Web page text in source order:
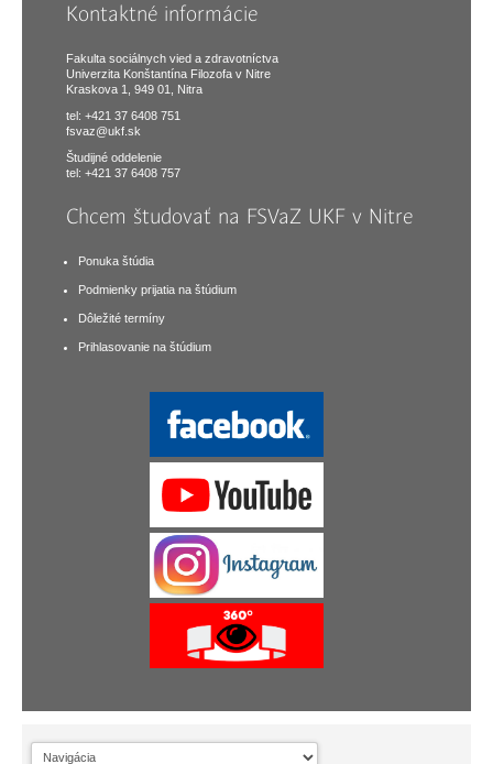
Kontaktné informácie
Fakulta sociálnych vied a zdravotníctva
Univerzita Konštantína Filozofa v Nitre
Kraskova 1, 949 01, Nitra
tel: +421 37 6408 751
fsvaz@ukf.sk
Študijné oddelenie
tel: +421 37 6408 757
Chcem študovať na FSVaZ UKF v Nitre
Ponuka štúdia
Podmienky prijatia na štúdium
Dôležité termíny
Prihlasovanie na štúdium